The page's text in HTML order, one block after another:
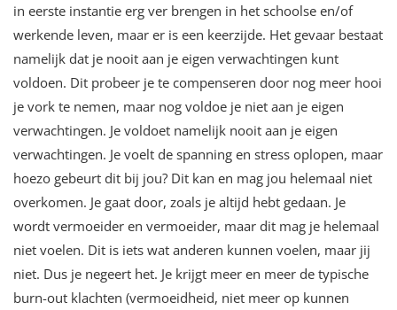
in eerste instantie erg ver brengen in het schoolse en/of
werkende leven, maar er is een keerzijde. Het gevaar bestaat
namelijk dat je nooit aan je eigen verwachtingen kunt
voldoen. Dit probeer je te compenseren door nog meer hooi
je vork te nemen, maar nog voldoe je niet aan je eigen
verwachtingen. Je voldoet namelijk nooit aan je eigen
verwachtingen. Je voelt de spanning en stress oplopen, maar
hoezo gebeurt dit bij jou? Dit kan en mag jou helemaal niet
overkomen. Je gaat door, zoals je altijd hebt gedaan. Je
wordt vermoeider en vermoeider, maar dit mag je helemaal
niet voelen. Dit is iets wat anderen kunnen voelen, maar jij
niet. Dus je negeert het. Je krijgt meer en meer de typische
burn-out klachten (vermoeidheid, niet meer op kunnen